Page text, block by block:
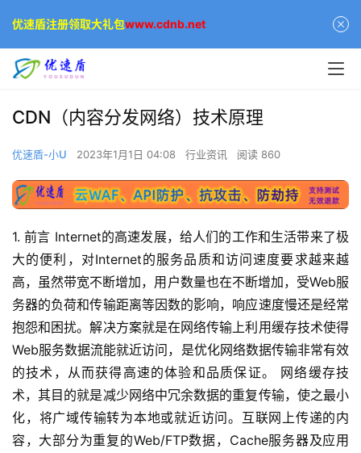
CDN（内容分发网络）技术原理
优速盾-小U 2023年1月1日 04:08 行业资讯 阅读 860
1. 前言 Internet的高速发展，给人们的工作和生活带来了极
大的便利，对Internet的服务品质和访问速度要求越来越
高，虽然带宽不断增加，用户数量也在不断增加，受Web服
务器的负荷和传输距离等因数的影响，响应速度慢还是经常
抱怨和困扰。解决方案就是在网络传输上利用缓存技术使得
Web服务数据流能就近访问，是优化网络数据传输非常有效
的技术，从而获得高速的体验和品质保证。 网络缓存技
术，其目的就是减少网络中冗余数据的重复传输，使之最小
化，将广域传输转为本地或就近访问。互联网上传递的内
容，大部分为重复的Web/FTP数据，Cache服务器及应用
优速盾注册领取大礼包www.cdnb.net